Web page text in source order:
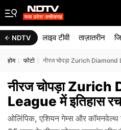
NDTV लाइव टीवी ताज़ातरीन
होम फोटो नीरज चोपड़ा Zurich Diamond
नीरज चोपड़ा Zurich
League में इतिहास
ओलिंपिक, एशियन गेम्स और कॉमनवेल्थ